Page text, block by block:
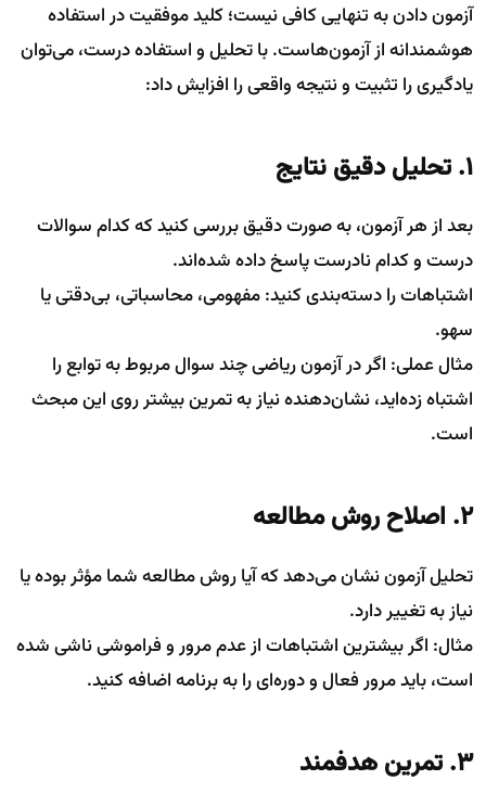
آزمون دادن به تنهایی کافی نیست؛ کلید موفقیت در استفاده
هوشمندانه از آزمون‌هاست. با تحلیل و استفاده درست، می‌توان
یادگیری را تثبیت و نتیجه واقعی را افزایش داد:
1. تحلیل دقیق نتایج
بعد از هر آزمون، به صورت دقیق بررسی کنید که کدام سوالات
درست و کدام نادرست پاسخ داده شده‌اند.
اشتباهات را دسته‌بندی کنید: مفهومی، محاسباتی، بی‌دقتی یا
سهو.
مثال عملی: اگر در آزمون ریاضی چند سوال مربوط به توابع را
اشتباه زده‌اید، نشان‌دهنده نیاز به تمرین بیشتر روی این مبحث
است.
2. اصلاح روش مطالعه
تحلیل آزمون نشان می‌دهد که آیا روش مطالعه شما مؤثر بوده یا
نیاز به تغییر دارد.
مثال: اگر بیشترین اشتباهات از عدم مرور و فراموشی ناشی شده
است، باید مرور فعال و دوره‌ای را به برنامه اضافه کنید.
3. تمرین هدفمند